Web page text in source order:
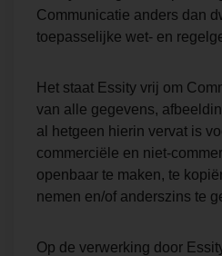
Communicatie anders dan
toepasselijke wet- en
Het staat Essity vrij om
van alle gegevens,
al hetgeen hierin vervat is
commerciële en niet-
openbaar te maken, te
nemen en/of anderszins te
Op de verwerking door